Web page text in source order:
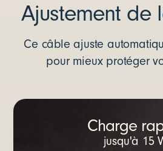
Ajustement de
Ce câble ajuste
pour mieux protéger
Charge
jusqu'à 15